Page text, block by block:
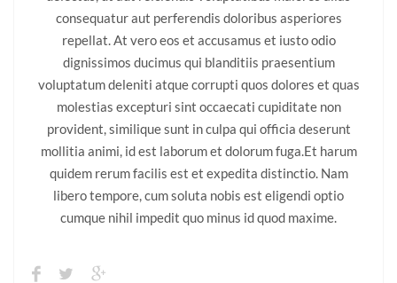
consequatur aut perferendis doloribus asperiores
repellat. At vero eos et accusamus et iusto odio
dignissimos ducimus qui blanditiis praesentium
voluptatum deleniti atque corrupti quos dolores et quas
molestias excepturi sint occaecati cupiditate non
provident, similique sunt in culpa qui officia deserunt
mollitia animi, id est laborum et dolorum fuga.Et harum
quidem rerum facilis est et expedita distinctio. Nam
libero tempore, cum soluta nobis est eligendi optio
cumque nihil impedit quo minus id quod maxime.